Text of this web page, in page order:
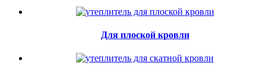
Для плоской кровли